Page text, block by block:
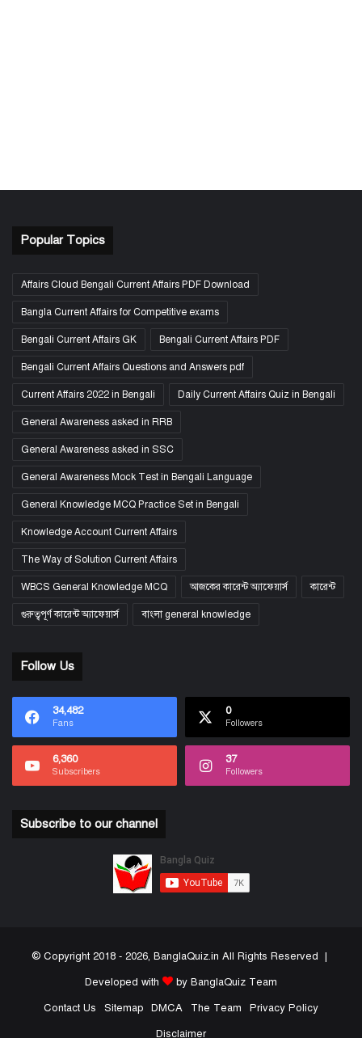
Popular Topics
Affairs Cloud Bengali Current Affairs PDF Download
Bangla Current Affairs for Competitive exams
Bengali Current Affairs GK Bengali Current Affairs PDF
Bengali Current Affairs Questions and Answers pdf
Current Affairs 2022 in Bengali Daily Current Affairs Quiz in Bengali
General Awareness asked in RRB
General Awareness asked in SSC
General Awareness Mock Test in Bengali Language
General Knowledge MCQ Practice Set in Bengali
Knowledge Account Current Affairs
The Way of Solution Current Affairs
WBCS General Knowledge MCQ আজকের কারেন্ট অ্যাফেয়ার্স কারেন্ট
গুরুত্বপূর্ণ কারেন্ট অ্যাফেয়ার্স বাংলা general knowledge
Follow Us
34,482
Fans
0
Followers
6,360
Subscribers
37
Followers
Subscribe to our channel
© Copyright 2018 - 2026, BanglaQuiz.in All Rights Reserved |
Developed with
by BanglaQuiz Team
Contact Us
Sitemap DMCA The Team
Privacy Policy
Disclaimer